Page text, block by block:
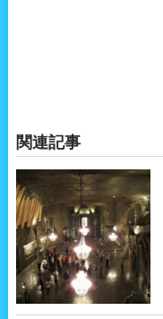
関連記事